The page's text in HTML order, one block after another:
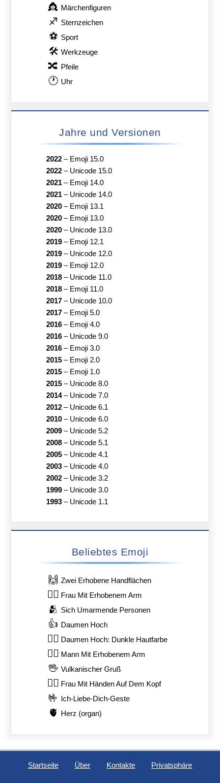
👸 Märchenfiguren
♐ Sternzeichen
⚽ Sport
🛠 Werkzeuge
🔀 Pfeile
🕐 Uhr
Jahre und Versionen
2022– Emoji 15.0
2022– Unicode 15.0
2021– Emoji 14.0
2021– Unicode 14.0
2020– Emoji 13.1
2020– Emoji 13.0
2020– Unicode 13.0
2019– Emoji 12.1
2019– Unicode 12.0
2019– Emoji 12.0
2018– Unicode 11.0
2018– Emoji 11.0
2017– Unicode 10.0
2017– Emoji 5.0
2016– Emoji 4.0
2016– Unicode 9.0
2016– Emoji 3.0
2015– Emoji 2.0
2015– Emoji 1.0
2015– Unicode 8.0
2014– Unicode 7.0
2012– Unicode 6.1
2010– Unicode 6.0
2009– Unicode 5.2
2008– Unicode 5.1
2005– Unicode 4.1
2003– Unicode 4.0
2002– Unicode 3.2
1999– Unicode 3.0
1993– Unicode 1.1
Beliebtes Emoji
🙌 Zwei Erhobene Handflächen
🙋‍♀️ Frau Mit Erhobenem Arm
🫂 Sich Umarmende Personen
👍 Daumen Hoch
👍🏿 Daumen Hoch: Dunkle Hautfarbe
🙋‍♂️ Mann Mit Erhobenem Arm
🖖 Vulkanischer Gruß
🙆‍♀️ Frau Mit Händen Auf Dem Kopf
🤟 Ich-Liebe-Dich-Geste
🫀 Herz (organ)
Startseite Über Kontakte Privatsphäre